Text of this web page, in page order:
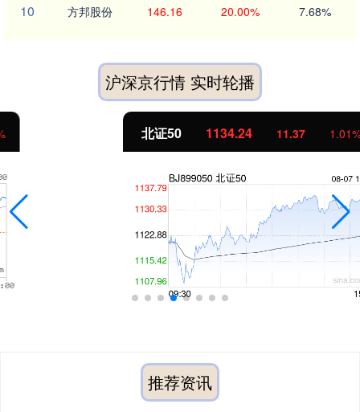
10 方邦股份 146.16 20.00% 7.68%
沪深京行情 实时轮播
1134.24 11.37 1.01%
推荐资讯